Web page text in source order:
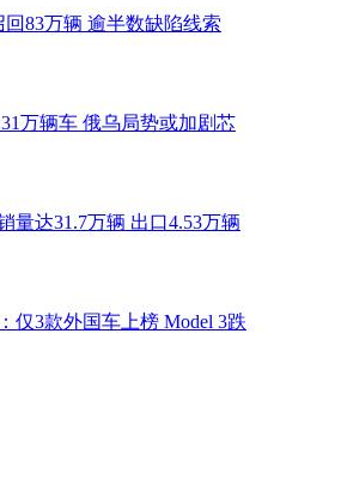
83万辆 逾半数缺陷线索
万辆车 俄乌局势或加剧芯
量达31.7万辆 出口4.53万辆
仅3款外国车上榜 Model 3跌